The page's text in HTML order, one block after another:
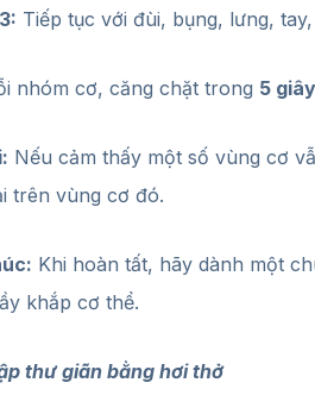
Tiếp tục với đùi, bụng, lưng,
nhóm cơ, căng chặt trong 5 giây
Nếu cảm thấy một số vùng cơ
trên vùng cơ đó.
Khi hoàn tất, hãy dành một
khắp cơ thể.
thư giãn bằng hơi thở